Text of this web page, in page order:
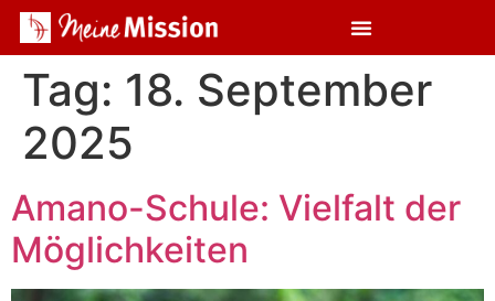
Tag: 18. September
2025
Amano-Schule: Vielfalt der
Möglichkeiten